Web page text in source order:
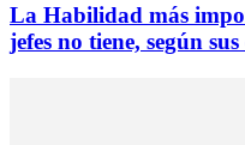
La Habilidad más
jefes no tiene, según